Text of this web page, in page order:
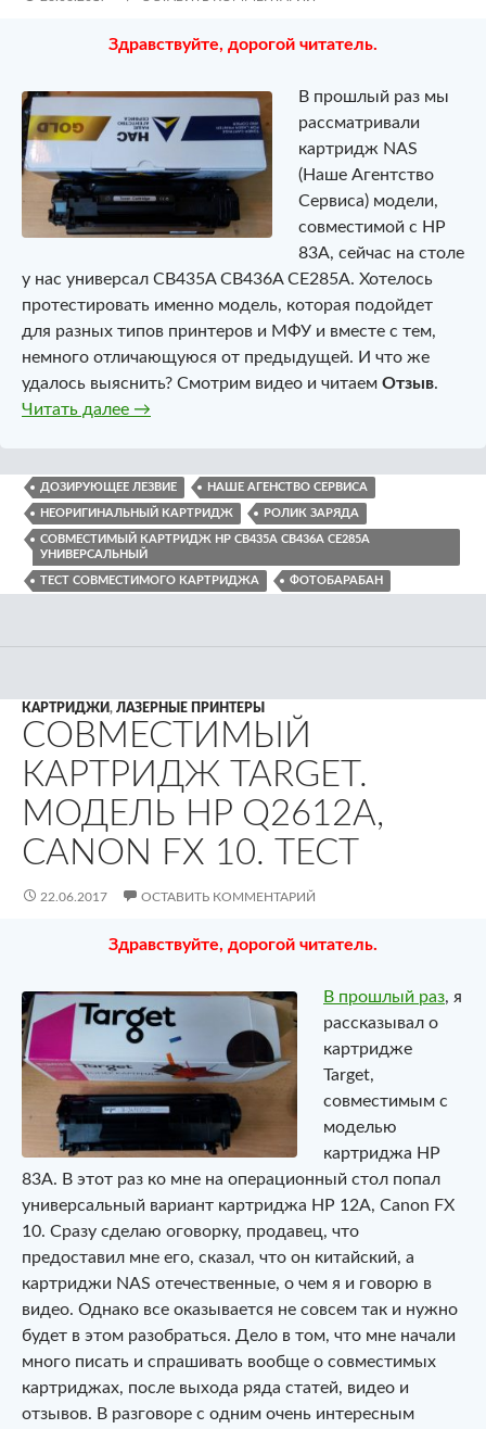
Здравствуйте, дорогой читатель.
В прошлый раз мы
рассматривали
картридж NAS
(Наше Агентство
Сервиса) модели,
совместимой с HP
83A, сейчас на столе
у нас универсал CB435A CB436A CE285A. Хотелось
протестировать именно модель, которая подойдет
для разных типов принтеров и МФУ и вместе с тем,
немного отличающуюся от предыдущей. И что же
удалось выяснить? Смотрим видео и читаем Отзыв.
Читать далее Совместимый универсальный картридж
→
ДОЗИРУЮЩЕЕ ЛЕЗВИЕ НАШЕ АГЕНСТВО СЕРВИСА
НЕОРИГИНАЛЬНЫЙ КАРТРИДЖ РОЛИК ЗАРЯДА
СОВМЕСТИМЫЙ КАРТРИДЖ HP CB435A CB436A CE285A
УНИВЕРСАЛЬНЫЙ
ТЕСТ СОВМЕСТИМОГО КАРТРИДЖА ФОТОБАРАБАН
КАРТРИДЖИ, ЛАЗЕРНЫЕ ПРИНТЕРЫ
СОВМЕСТИМЫЙ
КАРТРИДЖ TARGET.
МОДЕЛЬ HP Q2612A,
CANON FX 10. ТЕСТ
22.06.2017 ОСТАВИТЬ КОММЕНТАРИЙ
Здравствуйте, дорогой читатель.
В прошлый раз, я
рассказывал о
картридже
Target,
совместимым с
моделью
картриджа HP
83A. В этот раз ко мне на операционный стол попал
универсальный вариант картриджа HP 12A, Canon FX
10. Сразу сделаю оговорку, продавец, что
предоставил мне его, сказал, что он китайский, а
картриджи NAS отечественные, о чем я и говорю в
видео. Однако все оказывается не совсем так и нужно
будет в этом разобраться. Дело в том, что мне начали
много писать и спрашивать вообще о совместимых
картриджах, после выхода ряда статей, видео и
отзывов. В разговоре с одним очень интересным